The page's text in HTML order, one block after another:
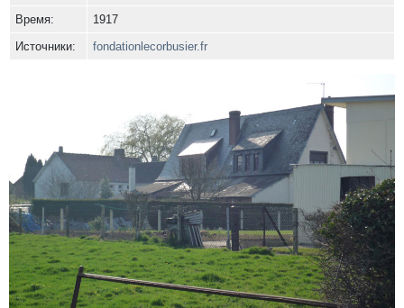
Время:
1917
Источники:
fondationlecorbusier.fr